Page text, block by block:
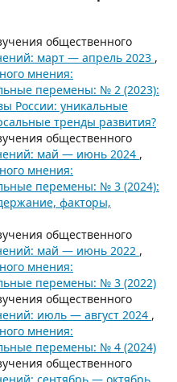
общественного
март — апрель 2023 ,
мнения:
перемены: № 2 (2023):
России: уникальные
тренды развития?
общественного
май — июнь 2024 ,
мнения:
перемены: № 3 (2024):
факторы,
общественного
май — июнь 2022 ,
мнения:
перемены: № 3 (2022)
общественного
июль — август 2024 ,
мнения:
перемены: № 4 (2024)
общественного
сентябрь — октябрь